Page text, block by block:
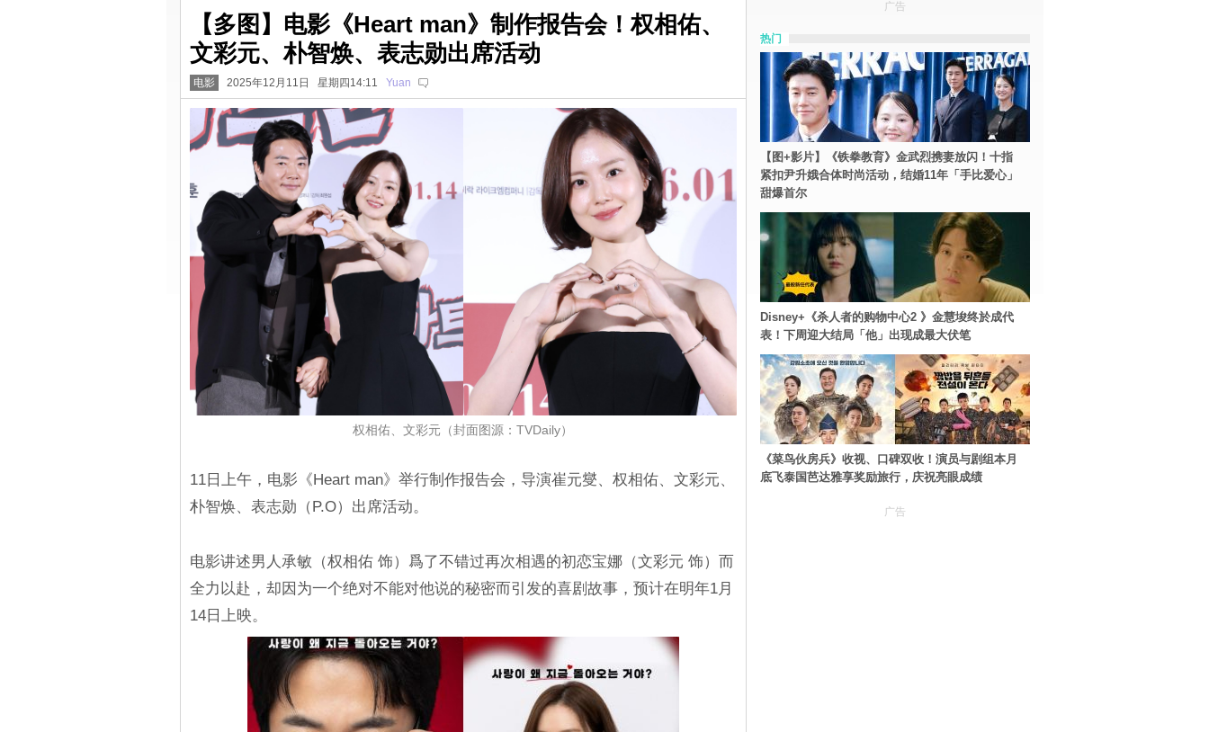
【多图】电影《Heart man》制作报告会！权相佑、
文彩元、朴智焕、表志勋出席活动
电影 2025年12月11日 星期四14:11 Yuan
权相佑、文彩元（封面图源：TVDaily）
11日上午，电影《Heart man》举行制作报告会，导演崔元燮、权相佑、文彩元、
朴智焕、表志勋（P.O）出席活动。
电影讲述男人承敏（权相佑 饰）爲了不错过再次相遇的初恋宝娜（文彩元 饰）而
全力以赴，却因为一个绝对不能对他说的秘密而引发的喜剧故事，预计在明年1月
14日上映。
广告
热门
【图+影片】《铁拳教育》金武烈携妻放闪！十指
紧扣尹升娥合体时尚活动，结婚11年「手比爱心」
甜爆首尔
Disney+《杀人者的购物中心2 》金慧埈终於成代
表！下周迎大结局「他」出现成最大伏笔
《菜鸟伙房兵》收视、口碑双收！演员与剧组本月
底飞泰国芭达雅享奖励旅行，庆祝亮眼成绩
广告